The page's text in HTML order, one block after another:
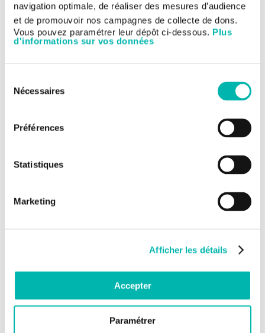
navigation optimale, de réaliser des mesures d’audience
et de promouvoir nos campagnes de collecte de dons.
Vous pouvez paramétrer leur dépôt ci-dessous. Plus
d'informations sur vos données
Nécessaires
Préférences
Statistiques
Marketing
Afficher les détails
Accepter
Paramétrer
Attester de votre identité (carte nationale d'identité,
passeport...)
Pour les ayants droits : indiquer le motif de leur demande
choisies :
envoi de copies du dossier médical à votre adresse ;
ce cas, un accompagnement médical peut vous être
par courrier à :
Angélique
Département de biologie et pathologie médicales
accesdossier@gustaveroussy.fr
Si vous êtes mineur, le droit d’accès au dossier médical est
exercé par les titulaires de l’autorité parentale.
Secret médical